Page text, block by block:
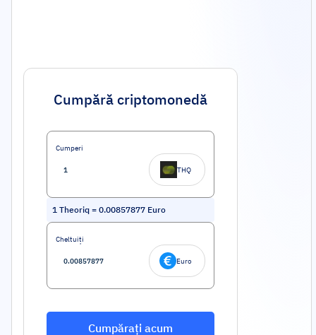
Cumpără criptomonedă
Cumperi
THQ
1 Theoriq = 0.00857877 Euro
Cheltuiți
Euro
Cumpărați acum